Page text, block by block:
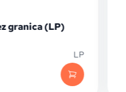
granica (LP)
LP